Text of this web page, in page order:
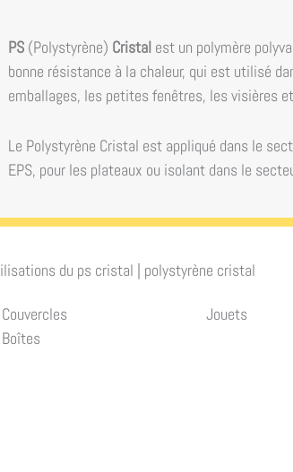
PS (Polystyrène) Cristal est un polymère
bonne résistance à la chaleur, qui est utilisé
emballages, les petites fenêtres, les visières
Le Polystyrène Cristal est appliqué dans le
EPS, pour les plateaux ou isolant dans le
du ps cristal | polystyrène cristal
Couvercles
Boîtes
Jouets